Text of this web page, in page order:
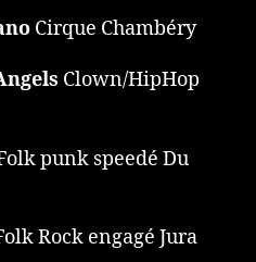
Cirque Chambéry
Clown/HipHop
punk speedé Du
Rock engagé Jura